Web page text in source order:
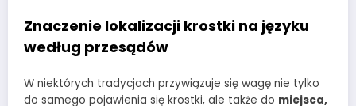
Znaczenie lokalizacji krostki na języku
według przesądów
W niektórych tradycjach przywiązuje się wagę nie tylko
do samego pojawienia się krostki, ale także do miejsca,